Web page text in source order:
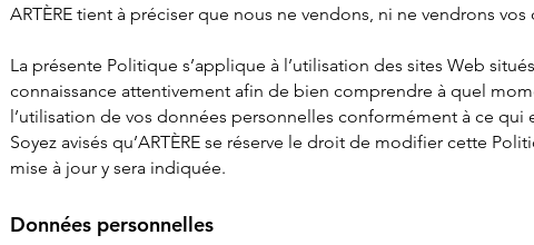
ARTÈRE tient à préciser que nous ne vendons, ni ne vendrons
La présente Politique s’applique à l’utilisation des sites Web
connaissance attentivement afin de bien comprendre à quel
l’utilisation de vos données personnelles conformément à ce qui
Soyez avisés qu’ARTÈRE se réserve le droit de modifier cette
mise à jour y sera indiquée.
Données personnelles